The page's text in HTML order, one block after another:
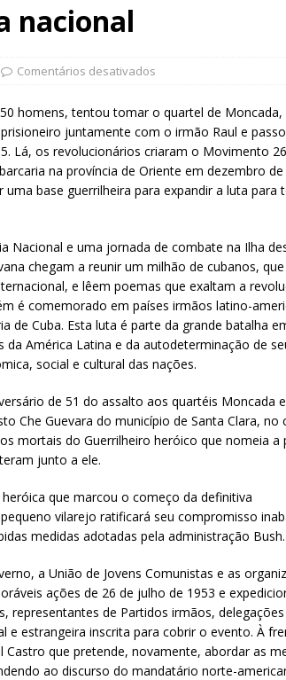
faz mobilização dia 13/8 pela derrubada do Veto 45/
do 20º Encontro Nacional de Aposentados e
reúne com a nova coordenadora do Fórum de
DESTAQUES
paralisação de duas horas. Veja as orientações do
nacional
Comentários desativados
homens, tentou tomar o quartel de Moncada,
juntamente com o irmão Raul e
Lá, os revolucionários criaram o Movimento
na província de Oriente em dezembro de
base guerrilheira para expandir a luta para
Nacional e uma jornada de combate na Ilha
chegam a reunir um milhão de cubanos, que
e lêem poemas que exaltam a
é comemorado em países irmãos latino-
de Cuba. Esta luta é parte da grande batalha
América Latina e da autodeterminação de
social e cultural das nações.
de 51 do assalto aos quartéis Moncada
Che Guevara do município de Santa Clara, no
mortais do Guerrilheiro heróico que nomeia a
junto a ele.
que marcou o começo da definitiva
vilarejo ratificará seu compromisso
medidas adotadas pela administração Bush.
a União de Jovens Comunistas e as
ações de 26 de julho de 1953 e
representantes de Partidos irmãos, delegações
e estrangeira inscrita para cobrir o evento. À
que pretende, novamente, abordar as
ao discurso do mandatário norte-